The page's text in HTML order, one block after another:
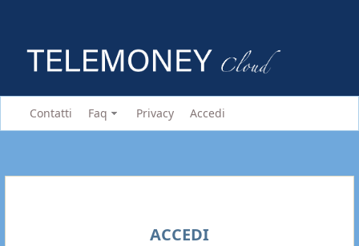
Contatti Faq Privacy Accedi
ACCEDI